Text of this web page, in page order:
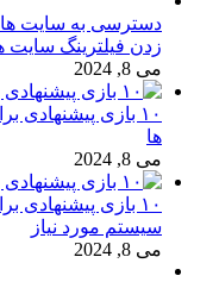
دسترسی به سایت های
زدن فیلترینگ سایت
می 8, 2024
ها
می 8, 2024
سیستم مورد نیاز
می 8, 2024